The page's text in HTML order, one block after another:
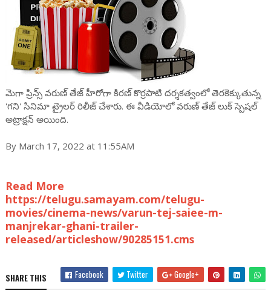
మెగా ప్రిన్స్ వరుణ్ తేజ్ హీరోగా కిరణ్ కొర్రపాటి దర్శకత్వంలో తెరకెక్కుతున్న
'గని' సినిమా ట్రైలర్ రిలీజ్ చేశారు. ఈ వీడియోలో వరుణ్ తేజ్ లుక్ స్పెషల్
అట్రాక్షన్ అయింది.
By March 17, 2022 at 11:55AM
Read More
https://telugu.samayam.com/telugu-
movies/cinema-news/varun-tej-saiee-m-
manjrekar-ghani-trailer-
released/articleshow/90285151.cms
SHARE THIS Facebook Twitter Google+